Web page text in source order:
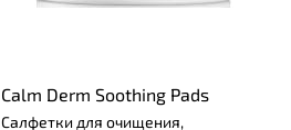
Calm Derm Soothing Pads
Салфетки для очищения,